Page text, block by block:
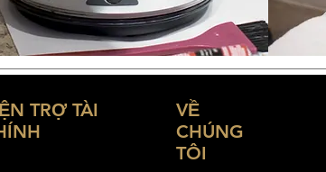
TRỢ TÀI
VỀ
CHÚNG
TÔI